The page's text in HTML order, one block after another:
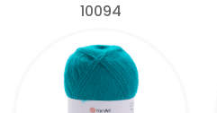
10094